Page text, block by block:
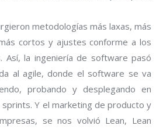
metodologías más laxas, más
cortos y ajustes conforme a los
Así, la ingeniería de software pasó
al agile, donde el software se va
probando y desplegando en
Y el marketing de producto y
se nos volvió Lean, Lean